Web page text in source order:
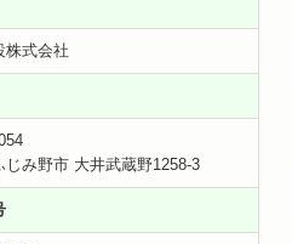
株式会社
じみ野市 大井武蔵野1258-3